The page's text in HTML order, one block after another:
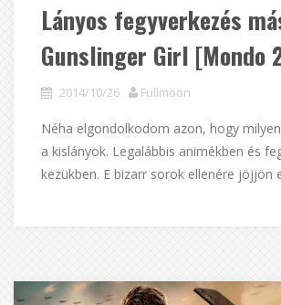
Lányos fegyverkezés
Gunslinger Girl [Mondo
2014/10/26 Fullmoon
Néha elgondolkodom azon, hogy
a kislányok. Legalábbis animékben és
kezükben. E bizarr sorok ellenére jöjjön